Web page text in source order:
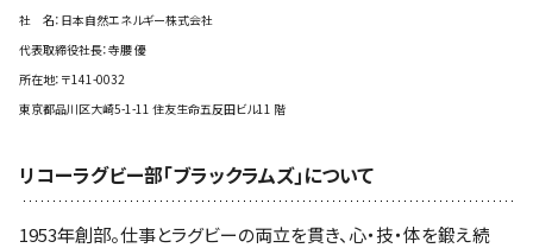
社 名：日本自然エネルギー株式会社
代表取締役社長：寺腰 優
所在地：〒141-0032
東京都品川区大崎5-1-11 住友生命五反田ビル11 階
リコーラグビー部｢ブラックラムズ｣について
1953年創部。仕事とラグビーの両立を貫き、心・技・体を鍛え続